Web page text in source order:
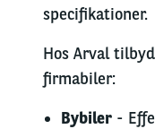
specifikationer.
Hos Arval
firmabiler:
Bybiler -